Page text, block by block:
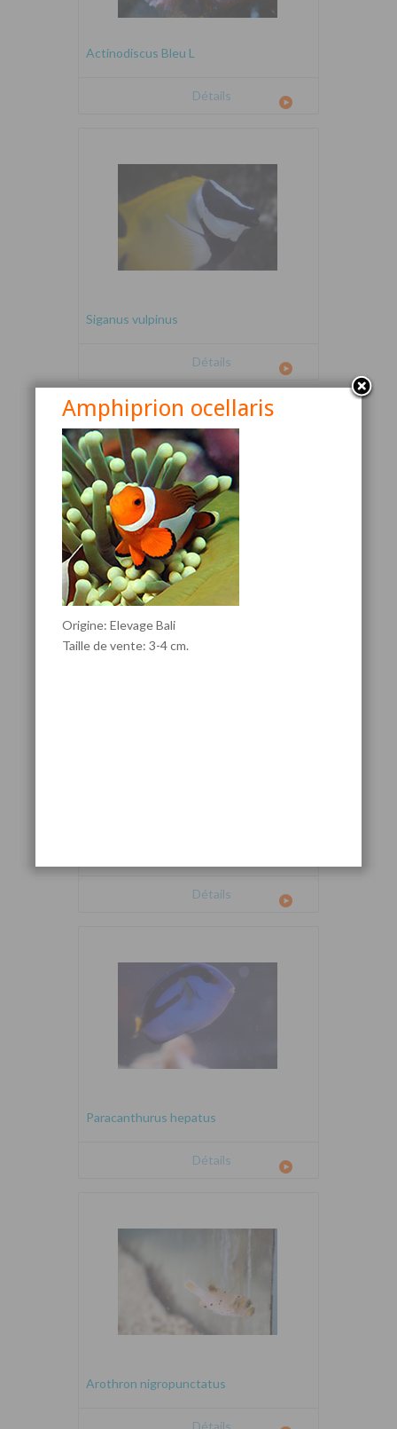
Actinodiscus Bleu L
Détails
Siganus vulpinus
Détails
Canthigaster valentini
Détails
Paracanthurus hepatus
Détails
Arothron nigropunctatus
Détails
Amphiprion ocellaris
Origine: Elevage Bali
Taille de vente: 3-4 cm.